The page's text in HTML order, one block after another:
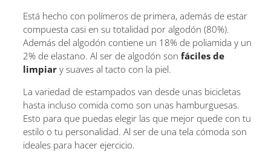
Está hecho con polímeros de primera, además de estar
compuesta casi en su totalidad por algodón (80%).
Además del algodón contiene un 18% de poliamida y un
2% de elastano. Al ser de algodón son fáciles de
limpiary suaves al tacto con la piel.
La variedad de estampados van desde unas bicicletas
hasta incluso comida como son unas hamburguesas.
Esto para que puedas elegir las que mejor quede con tu
estilo o tu personalidad. Al ser de una tela cómoda son
ideales para hacer ejercicio.